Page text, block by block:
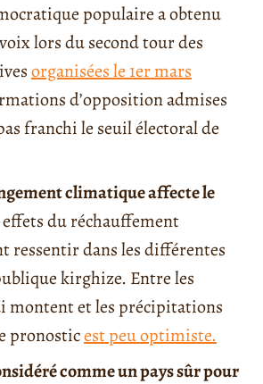
populaire a obtenu
lors du second tour des
organisées le 1er mars
d’opposition admises
franchi le seuil électoral de
climatique affecte le
effets du réchauffement
ressentir dans les différentes
kirghize. Entre les
montent et les précipitations
pronosticest peu optimiste.
comme un pays sûr pour